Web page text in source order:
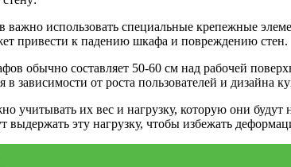
использовать специальные крепежные
привести к падению шкафа и повреждению стен.
обычно составляет 50-60 см над рабочей
зависимости от роста пользователей и дизайна
учитывать их вес и нагрузку, которую они
выдержать эту нагрузку, чтобы избежать